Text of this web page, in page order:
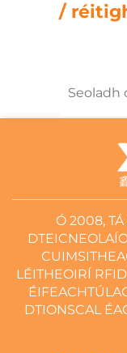
/
Ó 2008,
LÉITHEOIRÍ
DTIONSCAL